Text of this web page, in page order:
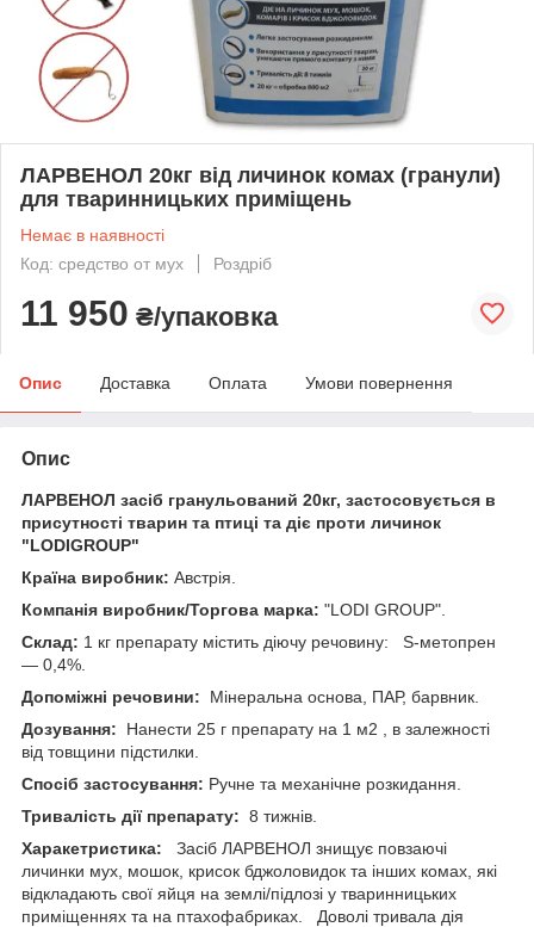
ЛАРВЕНОЛ 20кг від личинок комах (гранули)
для тваринницьких приміщень
Немає в наявності
Код: средство от мух
Роздріб
11 950 ₴/упаковка
Опис Доставка Оплата Умови повернення
Опис
ЛАРВЕНОЛ засіб гранульований 20кг, застосовується в
присутності тварин та птиці та діє проти личинок
"LODIGROUP"
Країна виробник: Австрія.
Компанія виробник/Торгова марка: "LODI GROUP".
Склад: 1 кг препарату містить діючу речовину: S-метопрен
— 0,4%.
Допоміжні речовини: Мінеральна основа, ПАР, барвник.
Дозування: Нанести 25 г препарату на 1 м2 , в залежності
від товщини підстилки.
Спосіб застосування: Ручне та механічне розкидання.
Тривалість дії препарату: 8 тижнів.
Харакетристика: Засіб ЛАРВЕНОЛ знищує повзаючі
личинки мух, мошок, крисок бджоловидок та інших комах, які
відкладають свої яйця на землі/підлозі у тваринницьких
приміщеннях та на птахофабриках. Доволі тривала дія